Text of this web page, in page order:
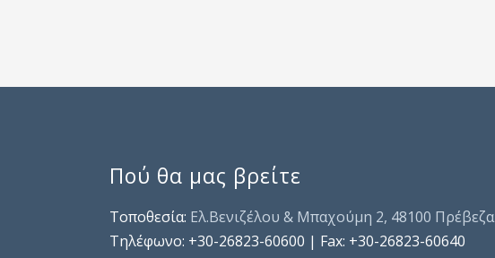
Πού θα μας βρείτε
Τοποθεσία: Ελ.Βενιζέλου & Μπαχούμη 2, 48100 Πρέβεζα
Τηλέφωνo: +30-26823-60600 | Fax: +30-26823-60640